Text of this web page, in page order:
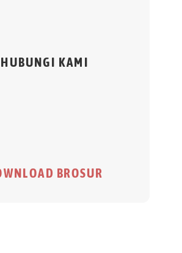
HUBUNGI KAMI
BROSUR